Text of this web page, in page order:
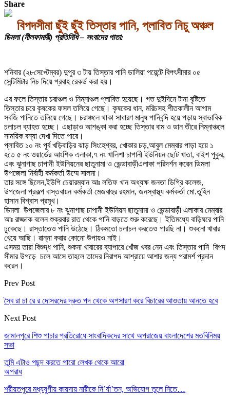
Share
বিপদসীমা ছুঁই ছুঁই তিস্তার পানি, প্লাবিত নিচু অঞ্চল
ডিমলা (নীলফামারী) প্রতিনিধি – সংবাদের পাতা:
শনিবার (২৮সেপ্টেম্বর) দুপুর ৩ টায় তিস্তার পানি ডালিয়া পয়েন্টে বিপৎসীমার ০৫
সেন্টিমিটার নিচ দিয়ে প্রবাহ রেকর্ড করা হয়।
এর ফলে তিস্তার চরাঞ্চল ও নিম্নাঞ্চল প্লাবিত হয়েছে। গত দুইদিনে টানা বৃষ্টিতে
তিস্তার চরে কৃষকের ফসল তলিয়ে গেছে। কৃষকের ধান, মরিচসহ শীতকালীন আগাম
সবজি পানিতে তলিয়ে গেছে। চরাঞ্চলে থাকা সাধারণ মানুষ পানিবন্দি হয়ে পড়ায় স্বাভাবিক
চলাচল ব্যাহত হচ্ছে। এছাড়াও আশঙ্কা করা হচ্ছে তিস্তার বাম ও ডান তীরে নিম্নাঞ্চলে
সাময়িক বন্যা দেখা দিতে পারে।
প্লাবিত ১০ নং পূর্ব খড়িবাড়ির ঝাড় সিংহেশ্বর, খোকার চড়,আবুল মেম্বার পাড়া হয়ে ১
হতে ৫ নং ওয়ার্ডের আংশিক এলাকা,৭ নং খালিশা চাপানী ইউনিয়ন ছোট খাতা, বাইশ পুকুর,
এবং ঝুনাগাছ চাপানী ইউনিয়নের ছাতুনামা ও ভেন্ডাবাড়ীএলাকা পরিদর্শন করেন ডিমলা
উপজেলা নির্বাহী কর্মকর্তা উম্মে সালমা।
তার সঙ্গে ছিলেন,ইউপি চেয়ারম্যান আঃ লতিফ খান অধ্যক্ষ জনতা ডিগ্রি কলেজ,
উপজেলা প্রকল্প বাস্তবায়ন কর্মকর্তা মেজবাহুর রহমান, জনস্বাস্থ্য কর্মকর্তা মো.তুহিন
হাসান বিশ্বাস প্রমূখ।
ডিমলা উপজেলার ৮ নং ঝুনাগাছ চাপানী ইউনিয়ন ছাতুনামা ও ভেন্ডাবাড়ী এলাকার মেম্বার
আঃ রাজ্জাক বলেন শুক্রবার রাত থেকে পানি বাড়তে শুরু করেছে। ইতিমধ্যে বাড়িঘরে পানি
ঢুকেছে। রাস্তাতেও পানি উঠেছে। ঠিকমতো চলাচল করতেও পারছি না। শুকনো খাবার
খেয়ে আছি। রান্না করার কোনো উপায়ও নাই।
এসময় তারা বিশুদ্ধ পানি, শুকনা খাবারের ব্যাপারে খোঁজ খবর নেন এবং তিস্তার পানি বিপদ
সীমার উপড়ে চলে আসে তাহলে তাদের নিরাপদ আশ্রায়ে আশার জন্য পরামর্শ প্রদান
করেন।
Prev Post
স্বৈ রা চা রে র দোসরদের দ্রুত পদ থেকে অপসারণ করে বিচারের আওতায় আনতে হবে
Next Post
জামালপুরে শিশু পাচার প্রতিরোধে সাংবাদিকদের সাথে অপরাজেয় বাংলাদেশের মতবিনিময়
সভা
তুমি এটাও পছন্দ করতে পারো লেখক থেকে আরো
অপরাধ
শরীয়তপুরে মধ্যযুগীয় কায়দায় নারীকে নি’র্যা’তন, অভিযোগ তুলে নিতে…